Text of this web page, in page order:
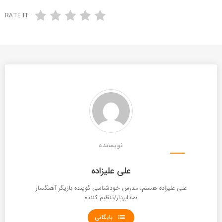
RATE IT
نویسنده
علی علیزاده
علی علیزاده هستم، مدرس خودشناسی گوینده بازیگر آهنگساز
صدابردار/تنظیم کننده
list بایگانی